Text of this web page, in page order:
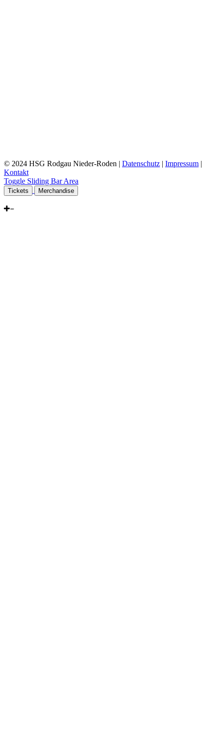
© 2024 HSG Rodgau Nieder-Roden | Datenschutz | Impressum |
Kontakt
Toggle Sliding Bar Area
Tickets Merchandise